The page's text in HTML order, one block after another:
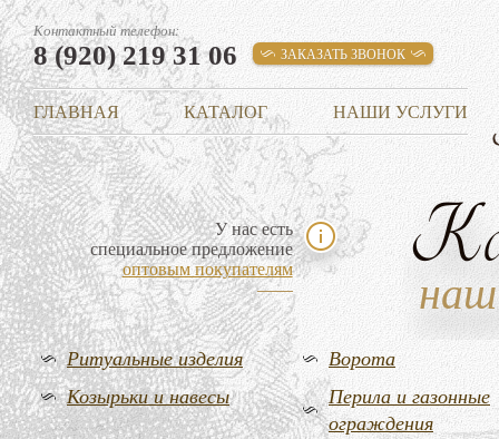
Контактный телефон:
8 (920) 219 31 06 ЗАКАЗАТЬ ЗВОНОК
ГЛАВНАЯ КАТАЛОГ НАШИ УСЛУГИ
У нас есть
специальное предложение
оптовым покупателям
Ритуальные изделия
Ворота
Козырьки и навесы
Перила и газонные
ограждения